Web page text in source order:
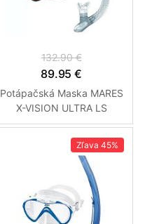
132.90 €
89.95 €
Potápačská Maska MARES
X-VISION ULTRA LS
LiquidSkin + Suchý
Šnorchel ERGO DRY (Číry)
Černá - Červená
Zľava 45%